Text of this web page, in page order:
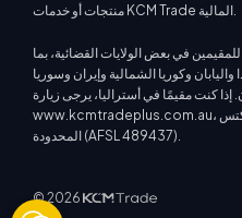
منتجات أو خدمات KCM Trade المالية.
للمقيمين في بعض الولايات القضائية، بما
وكوريا الشمالية وإيران وسوريا
إذا كنت مقيمًا في أستراليا، يرجى زيارة
www.kcmtradeplus.com.au، الذي تديره شركة كوهل كابيتال ماركتس
المحدودة (AFSL 489437).
© 2026